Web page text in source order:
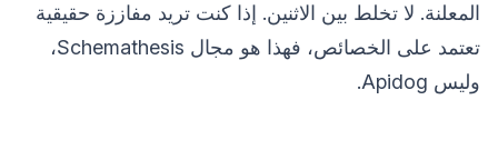
المعلنة. لا تخلط بين الاثنين. إذا كنت تريد مفاززة حقيقية
تعتمد على الخصائص، فهذا هو مجال Schemathesis،
وليس Apidog.